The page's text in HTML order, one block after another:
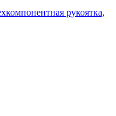
рукоятка,